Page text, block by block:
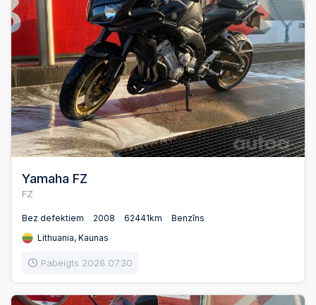
Yamaha FZ
FZ
Bez defektiem 2008 62441km
Benzīns
Lithuania, Kaunas
Pabeigts 2026.07.30